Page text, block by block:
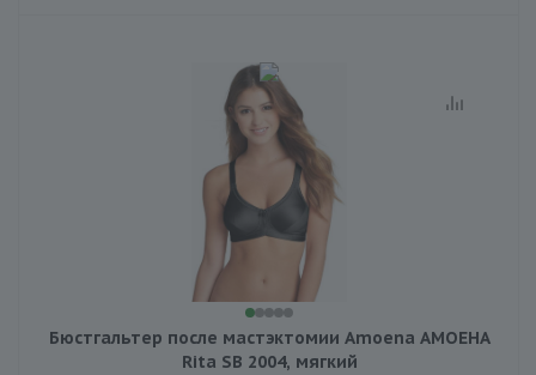
Бюстгальтер после мастэктомии Amoena АМОЕНА
Rita SB 2004, мягкий